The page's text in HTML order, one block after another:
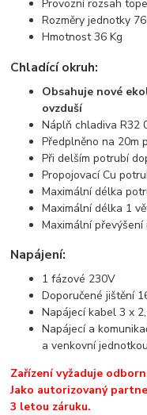
Provozní rozsah
Rozměry jednotky
Hmotnost 36 Kg
Chladící okruh:
Obsahuje nové
ovzduší
Náplň chladiva R32
Předplněno na 20m
Při delším potrubí
Propojovací Cu
Maximální délka
Maximální délka 1
Maximální
Napájení:
1 fázové 230V
Doporučené jištění
Napájecí kabel 3 x
Napájecí a
a venkovní
Zařízení vyžaduje
Jako autorizovaný
3 letou záruku.